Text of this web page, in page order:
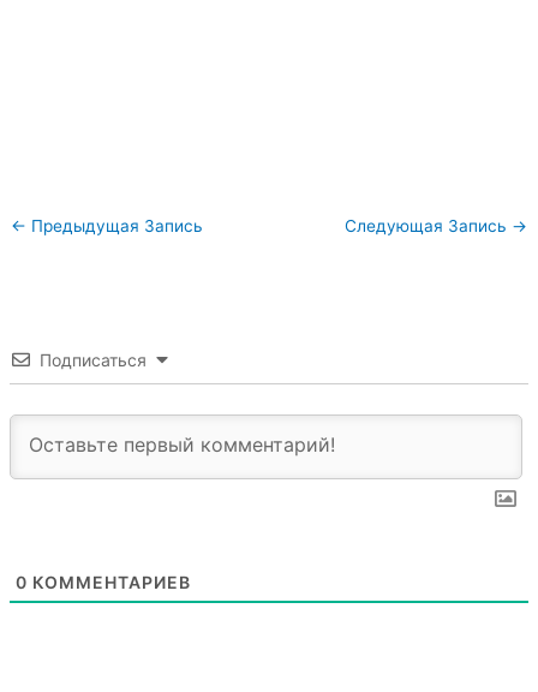
← Предыдущая Запись Следующая Запись →
Подписаться
0 КОММЕНТАРИЕВ